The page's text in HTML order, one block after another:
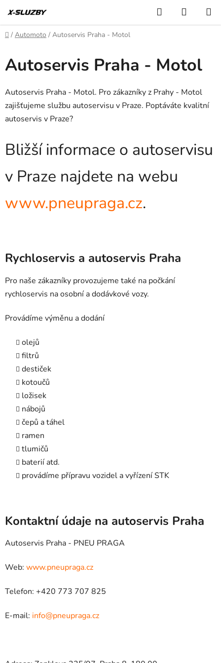
na
obsah
Hledat
KOŠÍK
Domů
/ Automoto / Autoservis Praha - Motol
Autoservis Praha - Motol
Autoservis Praha - Motol. Pro zákazníky z Prahy - Motol
zajišťujeme službu autoservisu v Praze. Poptáváte kvalitní
autoservis v Praze?
Bližší informace o autoservisu
v Praze najdete na webu
www.pneupraga.cz.
Rychloservis a autoservis Praha
Pro naše zákazníky provozujeme také na počkání
rychloservis na osobní a dodávkové vozy.
Provádíme výměnu a dodání
olejů
filtrů
destiček
kotoučů
ložisek
nábojů
čepů a táhel
ramen
tlumičů
baterií atd.
provádíme přípravu vozidel a vyřízení STK
Kontaktní údaje na autoservis Praha
Autoservis Praha - PNEU PRAGA
Web: www.pneupraga.cz
Telefon: +420 773 707 825
E-mail: info@pneupraga.cz